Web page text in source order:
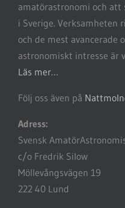
amatörastronomi och
i Sverige. Verksamheten
och de mest avancerade
astronomiskt intresse är
Läs mer…
Följ oss även på
Adress:
Svensk
c/o Fredrik Silow
Möllevångsvägen 19
222 40 Lund